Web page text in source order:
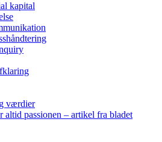
kapital
værdier
altid passionen – artikel fra bladet